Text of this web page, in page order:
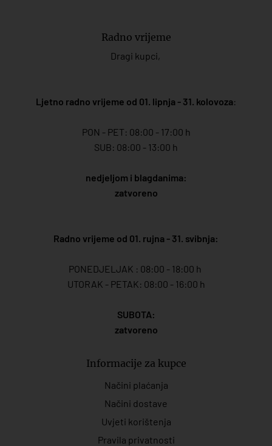
Radno vrijeme
Dragi kupci,
Ljetno radno vrijeme od 01. lipnja - 31. kolovoza:
PON - PET: 08:00 - 17:00 h
SUB: 08:00 - 13:00 h
nedjeljom i blagdanima:
zatvoreno
Radno vrijeme od 01. rujna - 31. svibnja:
PONEDJELJAK : 08:00 - 18:00 h
UTORAK - PETAK: 08:00 - 16:00 h
SUBOTA:
zatvoreno
Informacije za kupce
Načini plaćanja
Načini dostave
Uvjeti korištenja
Pravila privatnosti